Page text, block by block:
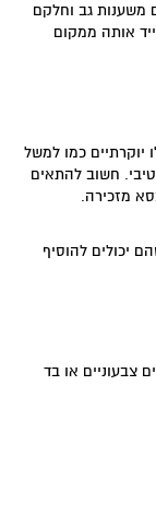
משענות גב וחלקם
אותה ממקום
יוקרתיים כמו למשל
חשוב להתאים
מזכירה.
יכולים להוסיף
צבעוניים או בד